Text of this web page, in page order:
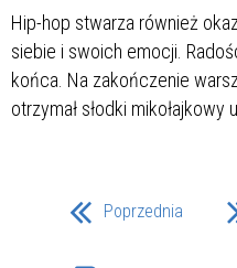
Hip-hop stwarza również
siebie i swoich emocji.
końca. Na zakończenie
otrzymał słodki mikołajkowy
Poprzednia